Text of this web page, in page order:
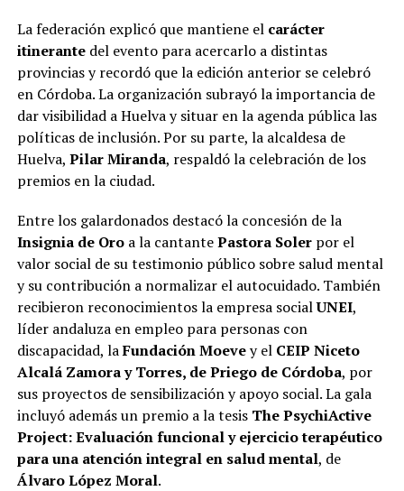
La federación explicó que mantiene el carácter
itinerantedel evento para acercarlo a distintas
provincias y recordó que la edición anterior se celebró
en Córdoba. La organización subrayó la importancia de
dar visibilidad a Huelva y situar en la agenda pública las
políticas de inclusión. Por su parte, la alcaldesa de
Huelva, Pilar Miranda, respaldó la celebración de los
premios en la ciudad.
Entre los galardonados destacó la concesión de la
Insignia de Oroa la cantantePastora Solerpor el
valor social de su testimonio público sobre salud mental
y su contribución a normalizar el autocuidado. También
recibieron reconocimientos la empresa socialUNEI,
líder andaluza en empleo para personas con
discapacidad, laFundación Moevey el CEIP Niceto
Alcalá Zamora y Torres, de Priego de Córdoba, por
sus proyectos de sensibilización y apoyo social. La gala
incluyó además un premio a la tesis The PsychiActive
Project: Evaluación funcional y ejercicio terapéutico
para una atención integral en salud mental, de
Álvaro López Moral.